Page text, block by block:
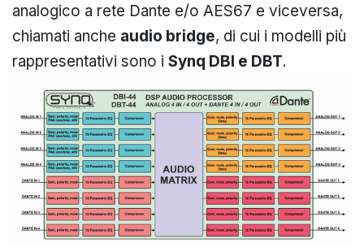
analogico a rete Dante e/o AES67 e viceversa,
chiamati anche audio bridge, di cui i modelli più
rappresentativi sono i Synq DBI e DBT.